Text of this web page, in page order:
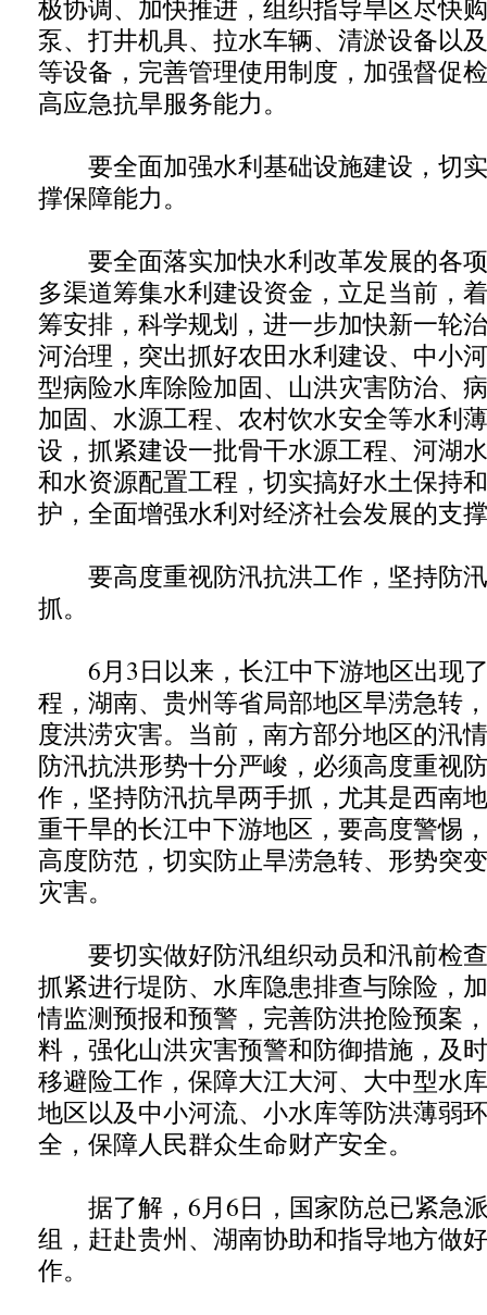
极协调、加快推进，组织指导旱区尽快
泵、打井机具、拉水车辆、清淤设备以
等设备，完善管理使用制度，加强督促
高应急抗旱服务能力。
要全面加强水利基础设施建设，切
撑保障能力。
要全面落实加快水利改革发展的各
多渠道筹集水利建设资金，立足当前，
筹安排，科学规划，进一步加快新一轮
河治理，突出抓好农田水利建设、中小
型病险水库除险加固、山洪灾害防治、
加固、水源工程、农村饮水安全等水利
设，抓紧建设一批骨干水源工程、河湖
和水资源配置工程，切实搞好水土保持
护，全面增强水利对经济社会发展的支
要高度重视防汛抗洪工作，坚持防
抓。
6月3日以来，长江中下游地区出现
程，湖南、贵州等省局部地区旱涝急转
度洪涝灾害。当前，南方部分地区的汛
防汛抗洪形势十分严峻，必须高度重视
作，坚持防汛抗旱两手抓，尤其是西南
重干旱的长江中下游地区，要高度警惕
高度防范，切实防止旱涝急转、形势突
灾害。
要切实做好防汛组织动员和汛前检
抓紧进行堤防、水库隐患排查与除险，
情监测预报和预警，完善防洪抢险预案
料，强化山洪灾害预警和防御措施，及
移避险工作，保障大江大河、大中型水
地区以及中小河流、小水库等防洪薄弱
全，保障人民群众生命财产安全。
据了解，6月6日，国家防总已紧急
组，赶赴贵州、湖南协助和指导地方做
作。